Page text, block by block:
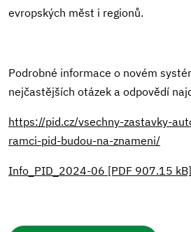
evropských měst i regionů.
Podrobné informace o novém
nejčastějších otázek a odpovědí
https://pid.cz/vsechny-zastavky-
ramci-pid-budou-na-znameni/
Info_PID_2024-06 [PDF 907.15 kB]